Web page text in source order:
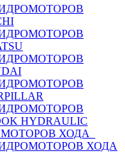
HYDRAULIC
ХОДА
ХОДА